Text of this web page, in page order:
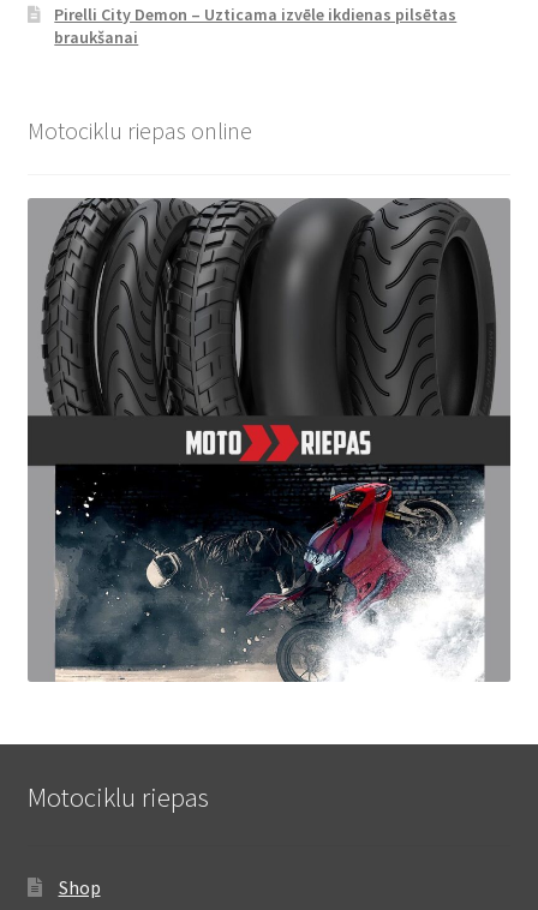
Pirelli City Demon – Uzticama izvēle ikdienas pilsētas
braukšanai
Motociklu riepas online
Motociklu riepas
Shop